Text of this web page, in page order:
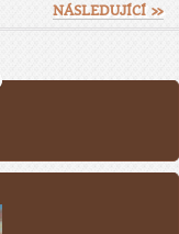
NÁSLEDUJÍCÍ »